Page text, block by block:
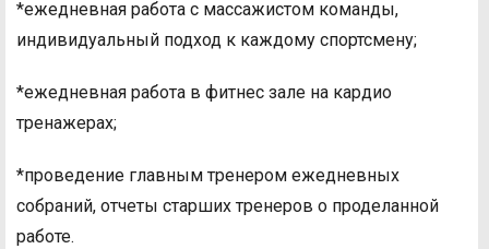
*ежедневная работа с массажистом команды,
индивидуальный подход к каждому спортсмену;
*ежедневная работа в фитнес зале на кардио
тренажерах;
*проведение главным тренером ежедневных
собраний, отчеты старших тренеров о проделанной
работе.